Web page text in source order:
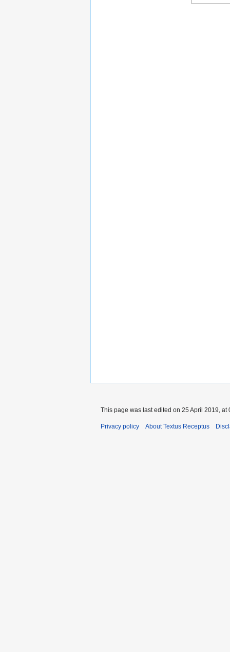
This page was last edited on 25 April 2019, at
Privacy policy About Textus Receptus